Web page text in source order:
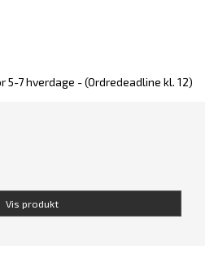
7 hverdage - (Ordredeadline kl. 12)
Vis produkt